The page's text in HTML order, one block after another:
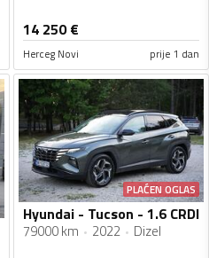
14 250€
Herceg Novi prije 1 dan
PLAĆEN OGLAS
Hyundai - Tucson - 1.6 CRDI
79000 km 2022 Dizel